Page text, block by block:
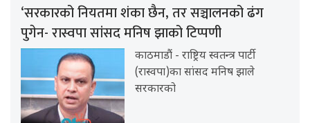
‘सरकारको नियतमा शंका छैन, तर सञ्चालनको ढंग
पुगेन- रास्वपा सांसद मनिष झाको टिप्पणी
काठमाडौं - राष्ट्रिय स्वतन्त्र पार्टी
(रास्वपा)का सांसद मनिष झाले
सरकारको